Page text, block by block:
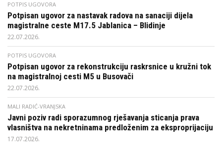
POTPIS UGOVORA
Potpisan ugovor za nastavak radova na sanaciji dijela
magistralne ceste M17.5 Jablanica – Blidinje
22.07.2026.
POTPIS UGOVORA
Potpisan ugovor za rekonstrukciju raskrsnice u kružni tok
na magistralnoj cesti M5 u Busovači
22.07.2026.
MALI RADIĆ-VRANJSKA
Javni poziv radi sporazumnog rješavanja sticanja prava
vlasništva na nekretninama predloženim za eksproprijaciju
17.07.2026.